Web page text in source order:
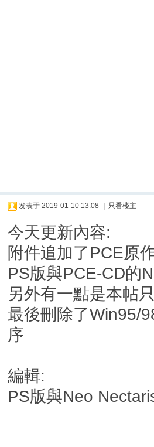
发表于 2019-01-10 13:08 只看楼主
今天更新內容:
附件追加了PCE原
PS版與PCE-CD的
另外有一點是本帖
最後刪除了Win95/
序
編輯:
PS版與Neo